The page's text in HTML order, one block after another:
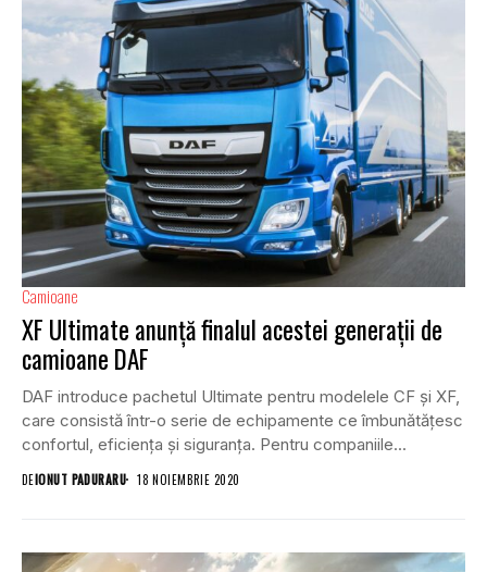
Camioane
XF Ultimate anunță finalul acestei generații de
camioane DAF
DAF introduce pachetul Ultimate pentru modelele CF și XF,
care consistă într-o serie de echipamente ce îmbunătățesc
confortul, eficiența și siguranța. Pentru companiile...
DEIONUT PADURARU 18 NOIEMBRIE 2020